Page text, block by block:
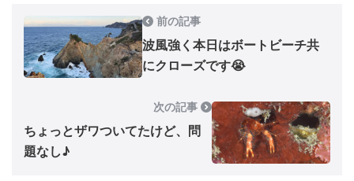
前の記事
波風強く本日はボートビーチ共
にクローズです😭
次の記事
ちょっとザワついてたけど、問
題なし♪